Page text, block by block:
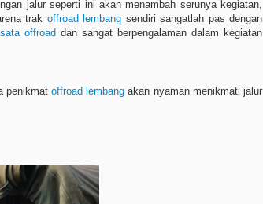
jalur seperti ini akan menambah serunya kegiatan,
trak offroad lembang sendiri sangatlah pas dengan
offroad dan sangat berpengalaman dalam kegiatan
penikmatoffroad lembang akan nyaman menikmati jalur